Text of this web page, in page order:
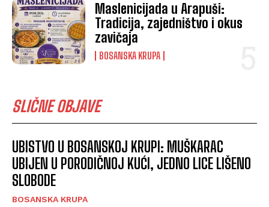
Maslenicijada u Arapuši:
Tradicija, zajedništvo i okus
zavičaja
BOSANSKA KRUPA
SLIČNE OBJAVE
UBISTVO U BOSANSKOJ KRUPI: MUŠKARAC
UBIJEN U PORODIČNOJ KUĆI, JEDNO LICE LIŠENO
SLOBODE
BOSANSKA KRUPA